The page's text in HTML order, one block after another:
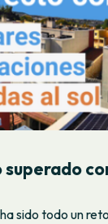
superado
sido todo un